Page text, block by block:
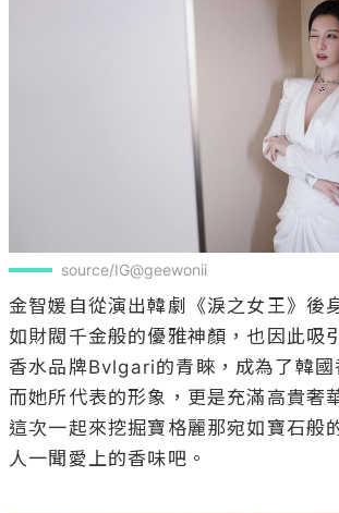
source/IG@geewonii
金智媛自從演出韓劇《淚之女王》後
如財閥千金般的優雅神顏，也因此吸
香水品牌Bvlgari的青睞，成為了韓國
而她所代表的形象，更是充滿高貴奢
這次一起來挖掘寶格麗那宛如寶石般
人一聞愛上的香味吧。